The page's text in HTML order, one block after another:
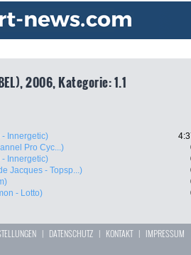
2006, Kategorie: 1.1
- Innergetic)
Pro Cyc...)
- Innergetic)
Jacques - Topsp...)
- Lotto)
| DATENSCHUTZ | KONTAKT| IMPRESSUM